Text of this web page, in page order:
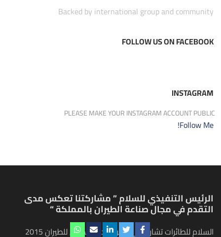
Backed by international group and community
FOLLOW US ON FACEBOOK
INSTAGRAM
PLEASE MAKE YOUR INSTAGRAM ACCOUNT PUBLIC
Follow Me!
الرئيس التنفيذي للسلام ” مشاركتنا تعكس مدى
التقدم في مجال صناعة الطيران بالمملكة “
السلام للطائرات تشارك في معرض دبي الدولي للطيران 2015